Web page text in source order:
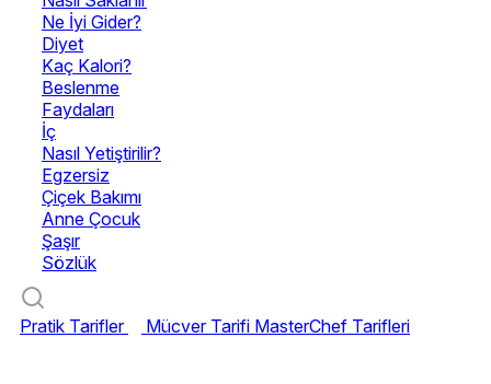
Ne İyi Gider?
Diyet
Kaç Kalori?
Beslenme
Faydaları
İç
Nasıl Yetiştirilir?
Egzersiz
Çiçek Bakımı
Anne Çocuk
Şaşır
Sözlük
Pratik Tarifler Mücver Tarifi MasterChef Tarifleri